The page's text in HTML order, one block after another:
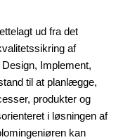
ud fra det
af
Implement,
til at planlægge,
produkter og
i løsningen af
kan